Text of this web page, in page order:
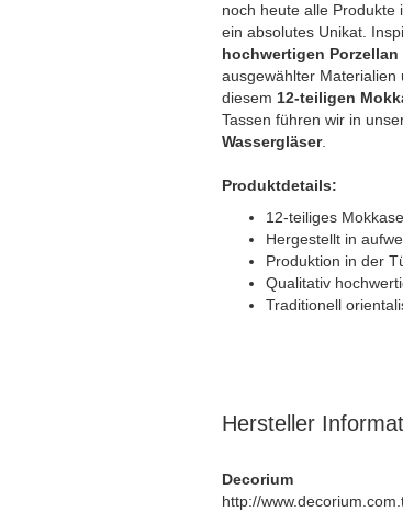
noch heute alle Produkte
ein absolutes Unikat.
hochwertigen Porzellan
ausgewählter Materialien
diesem 12-teiligen
Tassen führen wir in
Wassergläser.
Produktdetails:
12-teiliges
Hergestellt in
Produktion in der
Qualitativ
Traditionell
Hersteller
Decorium
http://